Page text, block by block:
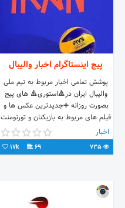
پیج اینستاگرام اخبار والیبال
پوشش تمامی اخبار مربوط به تیم ملی
والیبال ایران در🔺استوری🔺 های پیج
بصورت روزانه ➕جدیدترین عکس ها و
فیلم های مربوط به بازیکنان و تورنومنت
ها🔵
اخبار
69
17k